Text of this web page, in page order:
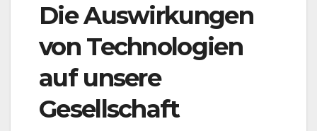
Die Auswirkungen
von Technologien
auf unsere
Gesellschaft